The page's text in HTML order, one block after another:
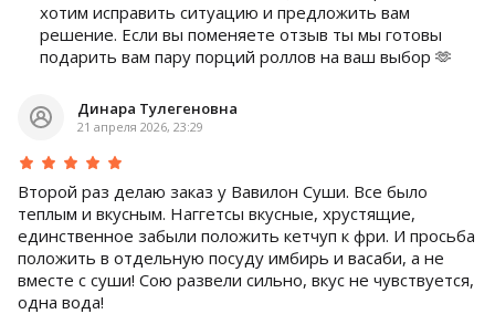
хотим исправить ситуацию и предложить вам
решение. Если вы поменяете отзыв ты мы готовы
подарить вам пару порций роллов на ваш выбор 🫶
Динара Тулегеновна
21 апреля 2026, 23:29
Второй раз делаю заказ у Вавилон Суши. Все было
теплым и вкусным. Наггетсы вкусные, хрустящие,
единственное забыли положить кетчуп к фри. И просьба
положить в отдельную посуду имбирь и васаби, а не
вместе с суши! Сою развели сильно, вкус не чувствуется,
одна вода!